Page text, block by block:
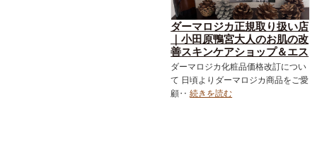
ダーマロジカ正規取り扱い店
｜小田原鴨宮大人のお肌の改
善スキンケアショップ＆エス
テサロン｜ダーマロジカ｜お
得なメニュー｜フェイシャル
｜スキンケア化粧品
ダーマロジカ化粧品価格改訂につい
て 日頃よりダーマロジカ商品をご愛
顧‥続きを読む